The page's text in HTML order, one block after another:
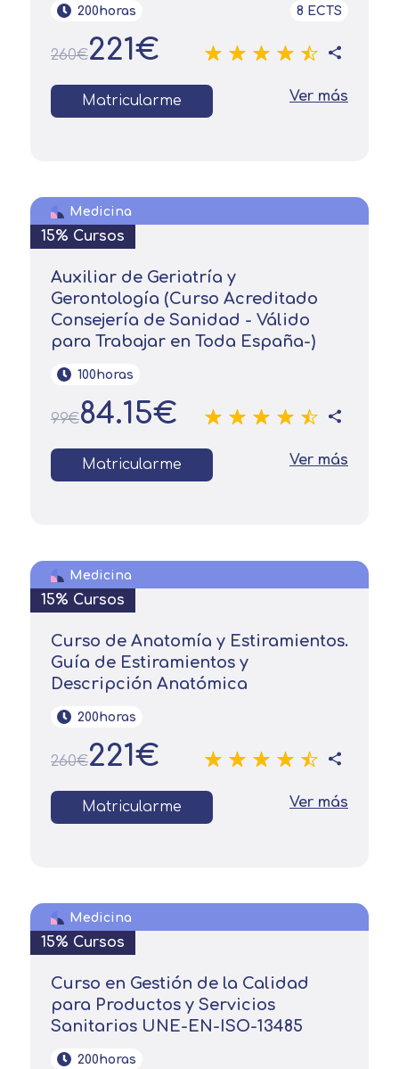
200horas 8 ECTS
260€221€
Matricularme Ver más
Medicina
15% Cursos
Auxiliar de Geriatría y
Gerontología (Curso Acreditado
Consejería de Sanidad - Válido
para Trabajar en Toda España-)
100horas
99€84.15€
Matricularme Ver más
Medicina
15% Cursos
Curso de Anatomía y Estiramientos.
Guía de Estiramientos y
Descripción Anatómica
200horas
260€221€
Matricularme Ver más
Medicina
15% Cursos
Curso en Gestión de la Calidad
para Productos y Servicios
Sanitarios UNE-EN-ISO-13485
200horas